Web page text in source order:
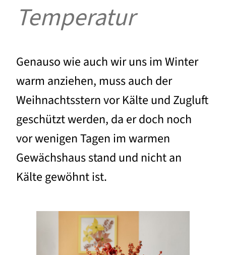
Temperatur
Genauso wie auch wir uns im Winter
warm anziehen, muss auch der
Weihnachtsstern vor Kälte und Zugluft
geschützt werden, da er doch noch
vor wenigen Tagen im warmen
Gewächshaus stand und nicht an
Kälte gewöhnt ist.